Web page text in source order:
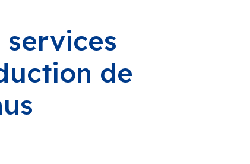
de